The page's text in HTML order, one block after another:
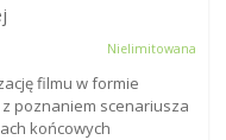
Nielimitowana
filmu w formie
poznaniem scenariusza
końcowych